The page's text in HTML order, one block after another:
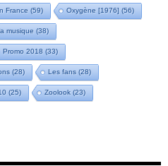
France (59) Oxygène [1976] (56)
musique (38)
Promo 2018 (33)
(28) Les fans (28)
(25) Zoolook (23)